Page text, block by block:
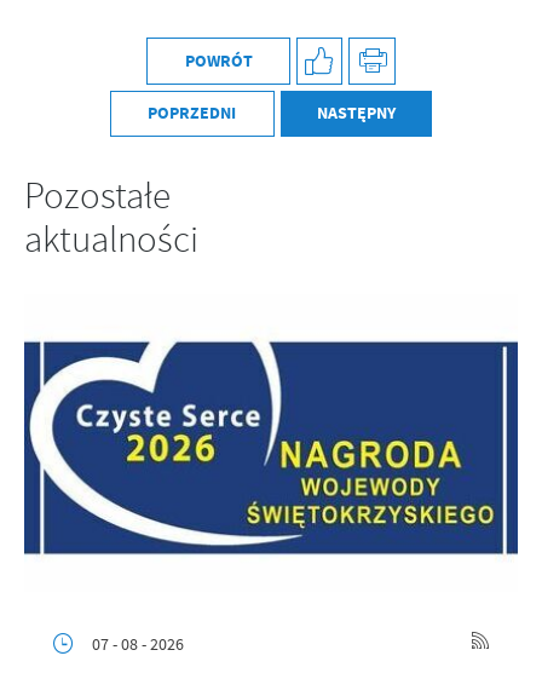
POWRÓT
POPRZEDNI NASTĘPNY
Pozostałe
aktualności
07 - 08 - 2026